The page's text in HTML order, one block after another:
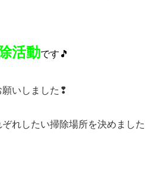
活動です🎵
願いしました❢
れしたい掃除場所を決めました